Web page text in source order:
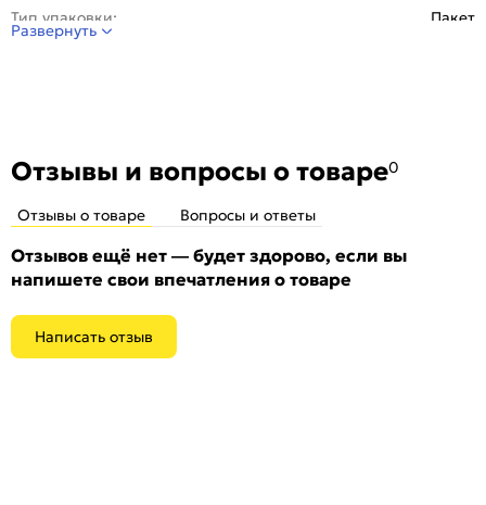
Тип упаковки:
Пакет
Развернуть
Отзывы и вопросы о товаре0
Отзывы о товаре Вопросы и ответы
Отзывов ещё нет — будет здорово, если вы
напишете свои впечатления о товаре
Написать отзыв